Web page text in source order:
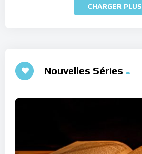
CHARGER PLUS
Nouvelles Séries